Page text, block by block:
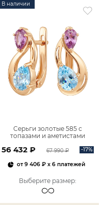
В наличии
Серьги золотые 585 с
топазами и аметистами
56 432 ₽ 67 990 ₽ -17%
от9 406 ₽x 6 платежей
Выберите размер: